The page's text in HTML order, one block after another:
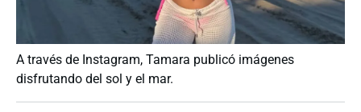
A través de Instagram, Tamara publicó imágenes
disfrutando del sol y el mar.